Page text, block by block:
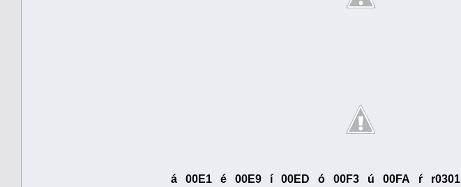
á 00E1 é 00E9 í 00ED ó 00F3 ú 00FA ŕ r0301